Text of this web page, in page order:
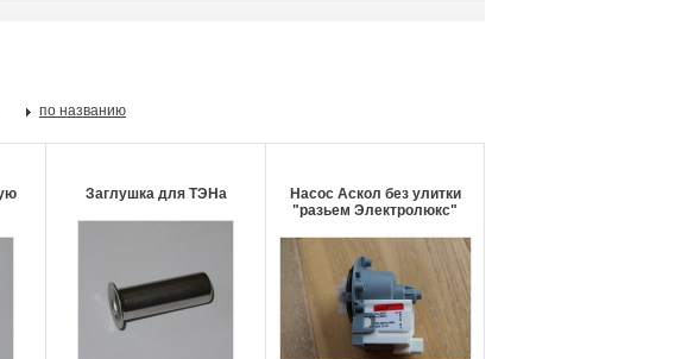
по названию
Заглушка для ТЭНа
Насос Аскол без улитки
"разьем Электролюкс"